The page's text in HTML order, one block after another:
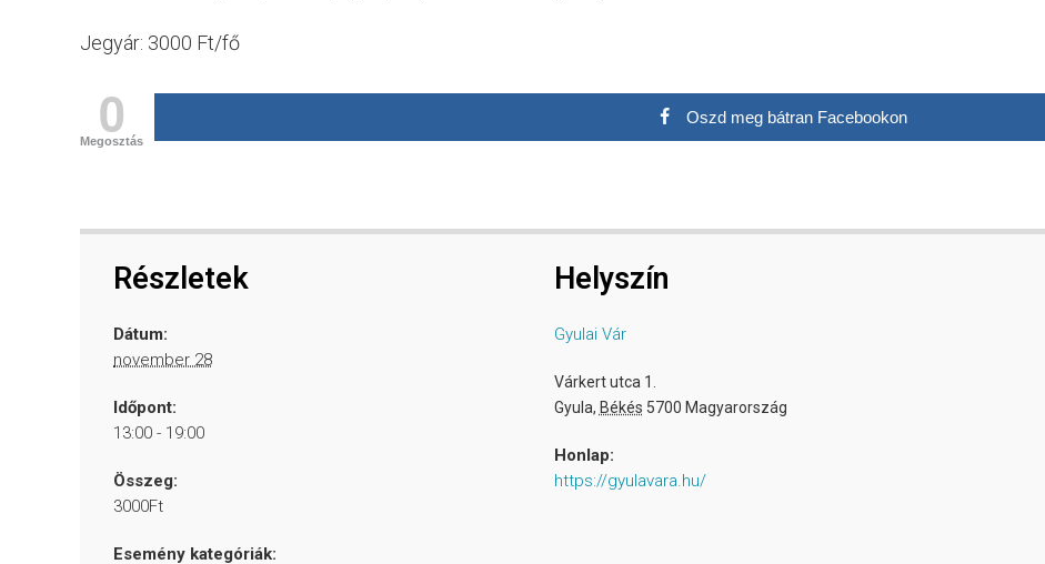
Jegyár: 3000 Ft/fő
0
Megosztás
Oszd meg bátran Facebookon
Részletek
Dátum:
november 28
Időpont:
13:00 - 19:00
Összeg:
3000Ft
Esemény kategóriák:
Helyszín
Gyulai Vár
Várkert utca 1.
Gyula, Békés 5700 Magyarország
Honlap:
https://gyulavara.hu/